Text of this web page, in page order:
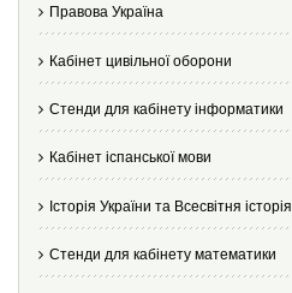
Правова Україна
Кабінет цивільної оборони
Стенди для кабінету інформатики
Кабінет іспанської мови
Історія України та Всесвітня історія
Стенди для кабінету математики